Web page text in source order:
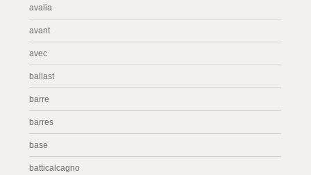
avalia
avant
avec
ballast
barre
barres
base
batticalcagno